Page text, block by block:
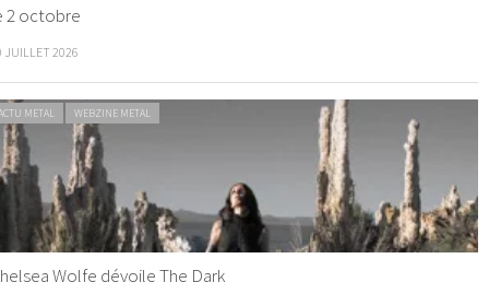
2 octobre
JUILLET 2026
METAL WEBZINE METAL
Wolfe dévoile The Dark